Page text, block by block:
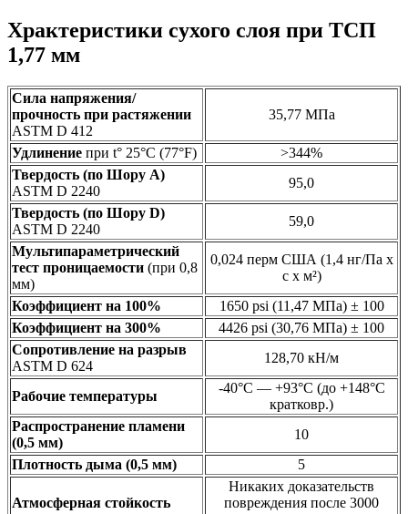
Храктеристики сухого слоя при ТСП
1,77 мм
Сила напряжения/
прочность при растяжении
ASTM D 412
35,77 МПа
Удлинение при t° 25°C (77°F)
>344%
Твердость (по Шору А)
ASTM D 2240
95,0
Твердость (по Шору D)
ASTM D 2240
59,0
Мультипараметрический
тест проницаемости (при 0,8
мм)
0,024 перм США (1,4 нг/Па х
с х м²)
Коэффициент на 100%
1650 psi (11,47 МПа) ± 100
Коэффициент на 300%
4426 psi (30,76 МПа) ± 100
Сопротивление на разрыв
ASTM D 624
128,70 кН/м
Рабочие температуры
-40°С — +93°С (до +148°С
кратковр.)
Распространение пламени
(0,5 мм)
10
Плотность дыма (0,5 мм)
5
Атмосферная стойкость
Никаких доказательств
повреждения после 3000